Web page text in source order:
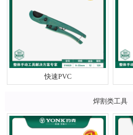
快速PVC
焊割类工具